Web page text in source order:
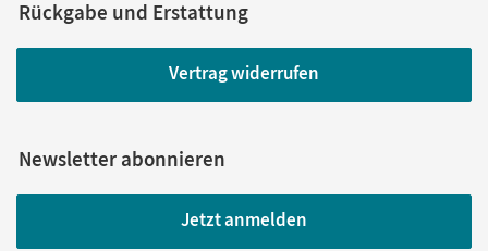
Rückgabe und Erstattung
Vertrag widerrufen
Newsletter abonnieren
Jetzt anmelden